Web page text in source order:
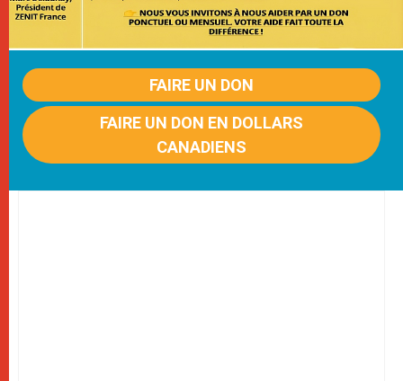
FAIRE UN DON
FAIRE UN DON EN DOLLARS
CANADIENS